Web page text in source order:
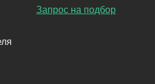
Запрос на подбор